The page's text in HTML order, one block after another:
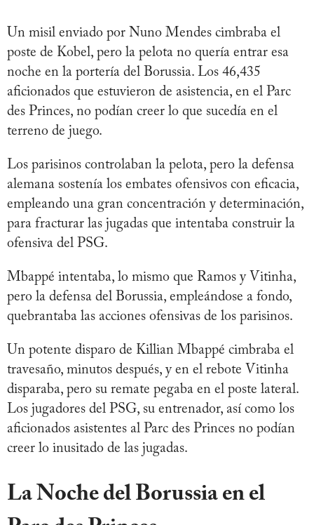
Un misil enviado por Nuno Mendes cimbraba el
poste de Kobel, pero la pelota no quería entrar esa
noche en la portería del Borussia. Los 46,435
aficionados que estuvieron de asistencia, en el Parc
des Princes, no podían creer lo que sucedía en el
terreno de juego.
Los parisinos controlaban la pelota, pero la defensa
alemana sostenía los embates ofensivos con eficacia,
empleando una gran concentración y determinación,
para fracturar las jugadas que intentaba construir la
ofensiva del PSG.
Mbappé intentaba, lo mismo que Ramos y Vitinha,
pero la defensa del Borussia, empleándose a fondo,
quebrantaba las acciones ofensivas de los parisinos.
Un potente disparo de Killian Mbappé cimbraba el
travesaño, minutos después, y en el rebote Vitinha
disparaba, pero su remate pegaba en el poste lateral.
Los jugadores del PSG, su entrenador, así como los
aficionados asistentes al Parc des Princes no podían
creer lo inusitado de las jugadas.
La Noche del Borussia en el